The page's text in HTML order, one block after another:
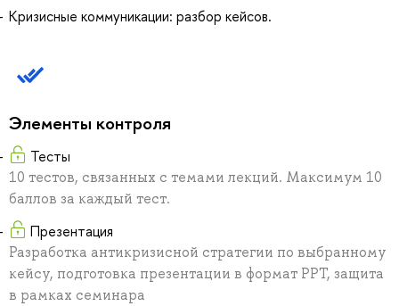
Кризисные коммуникации: разбор кейсов.
Элементы контроля
Тесты
10 тестов, связанных с темами лекций. Максимум 10
баллов за каждый тест.
Презентация
Разработка антикризисной стратегии по выбранному
кейсу, подготовка презентации в формат РРТ, защита
в рамках семинара